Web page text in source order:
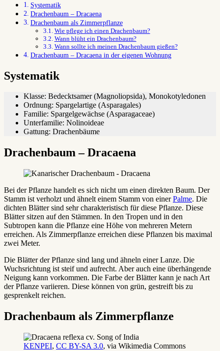
Systematik
Drachenbaum – Dracaena
Drachenbaum als Zimmerpflanze
Wie pflege ich einen Drachenbaum?
Wann blüht ein Drachenbaum?
Wann sollte ich meinen Drachenbaum gießen?
Drachenbaum – Dracaena in der eigenen Wohnung
Systematik
Klasse: Bedecktsamer (Magnoliopsida), Monokotyledonen
Ordnung: Spargelartige (Asparagales)
Familie: Spargelgewächse (Asparagaceae)
Unterfamilie: Nolinoideae
Gattung: Drachenbäume
Drachenbaum – Dracaena
Bei der Pflanze handelt es sich nicht um einen direkten Baum. Der
Stamm ist verholzt und ähnelt einem Stamm von einerPalme. Die
dichten Blätter sind sehr charakteristisch für diese Pflanze. Diese
Blätter sitzen auf den Stämmen. In den Tropen und in den
Subtropen kann die Pflanze eine Höhe von mehreren Metern
erreichen. Als Zimmerpflanze erreichen diese Pflanzen bis maximal
zwei Meter.
Die Blätter der Pflanze sind lang und ähneln einer Lanze. Die
Wuchsrichtung ist steif und aufrecht. Aber auch eine überhängende
Neigung kann vorkommen. Die Farbe der Blätter kann je nach Art
der Pflanze variieren. Diese können von grün, gestreift bis zu
gesprenkelt reichen.
Drachenbaum als Zimmerpflanze
KENPEI, CC BY-SA 3.0, via Wikimedia Commons